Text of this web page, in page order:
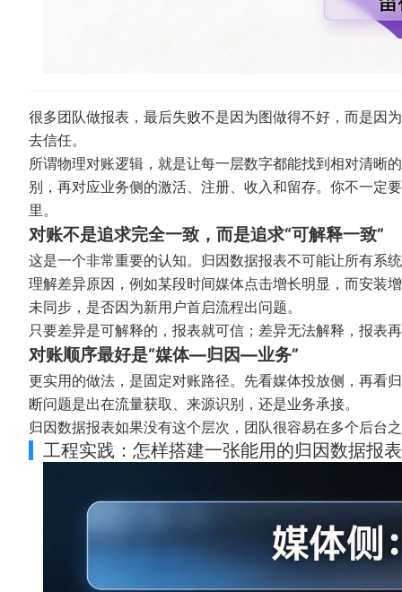
很多团队做报表，最后失败不是因为图做得不好，而是因
去信任。
所谓物理对账逻辑，就是让每一层数字都能找到相对清晰
别，再对应业务侧的激活、注册、收入和留存。你不一定
里。
对账不是追求完全一致，而是追求“可解释一致”
这是一个非常重要的认知。归因数据报表不可能让所有系
理解差异原因，例如某段时间媒体点击增长明显，而安装
未同步，是否因为新用户首启流程出问题。
只要差异是可解释的，报表就可信；差异无法解释，报表
对账顺序最好是“媒体—归因—业务”
更实用的做法，是固定对账路径。先看媒体投放侧，再看
断问题是出在流量获取、来源识别，还是业务承接。
归因数据报表如果没有这个层次，团队很容易在多个后台
工程实践：怎样搭建一张能用的归因数据报表